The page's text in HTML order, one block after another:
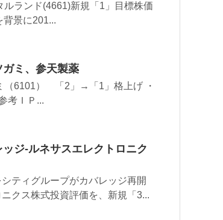
ランド(4661)新規「1」目標株価
景に201...
ミ、参天製薬
（6101） 「2」→「1」格上げ ・
考ＩＰ...
ジ-ルネサスエレクトロニク
ティグループがカバレッジ再開
クス株式投資評価を、新規「3...